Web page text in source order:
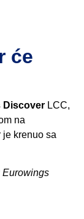
će
Discover LCC,
na
krenuo sa
Eurowings